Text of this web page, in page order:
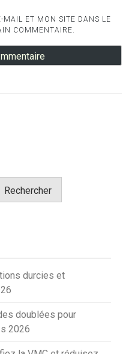
ET MON SITE DANS LE
COMMENTAIRE.
Rechercher
durcies et
doublées pour
2026